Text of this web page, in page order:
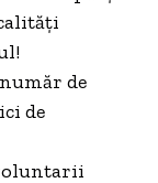
de
de